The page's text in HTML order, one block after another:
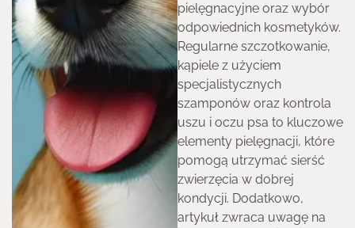
pielęgnacyjne oraz wybór
odpowiednich kosmetyków.
Regularne szczotkowanie,
kąpiele z użyciem
specjalistycznych
szamponów oraz kontrola
uszu i oczu psa to kluczowe
elementy pielęgnacji, które
pomogą utrzymać sierść
zwierzęcia w dobrej
kondycji. Dodatkowo,
artykuł zwraca uwagę na